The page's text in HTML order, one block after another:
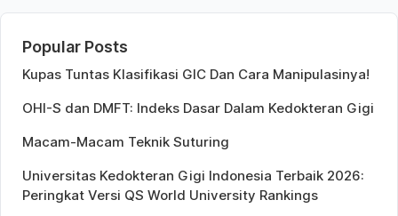
Popular Posts
Kupas Tuntas Klasifikasi GIC Dan Cara Manipulasinya!
OHI-S dan DMFT: Indeks Dasar Dalam Kedokteran Gigi
Macam-Macam Teknik Suturing
Universitas Kedokteran Gigi Indonesia Terbaik 2026:
Peringkat Versi QS World University Rankings